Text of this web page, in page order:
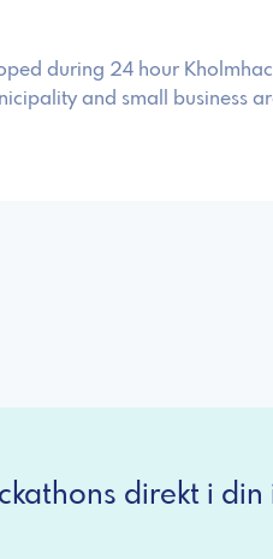
during 24 hour
and small business
direkt i din